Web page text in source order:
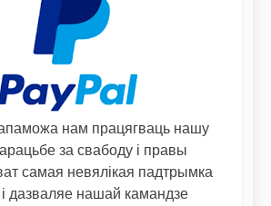
нам працягваць нашу
за свабоду і правы
самая невялікая падтрымка
дазваляе нашай камандзе